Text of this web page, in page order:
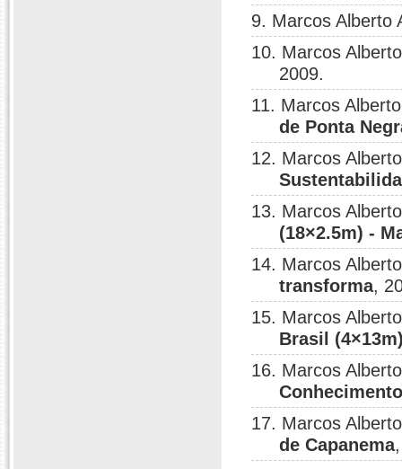
9. Marcos Alberto
10. Marcos
2009.
11. Marcos
de Ponta
12. Marcos
13. Marcos
(18×2.5m) -
14. Marcos
transforma,
15. Marcos
Brasil
16. Marcos
17. Marcos
de Capanema